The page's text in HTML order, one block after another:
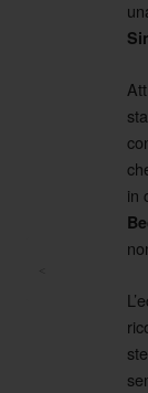
in